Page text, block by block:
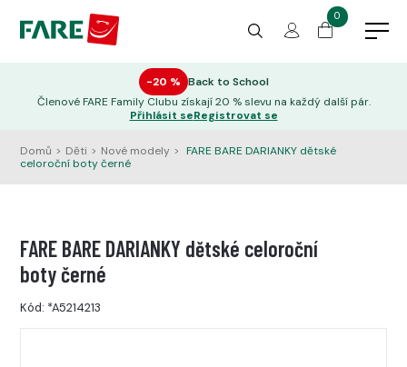
0
−20 % Back to School
Členové FARE Family Clubu získají 20 % slevu na každý další pár.
Přihlásit seRegistrovat se
Domů > Děti > Nové modely > FARE BARE DARIANKY dětské
celoroční boty černé
FARE BARE DARIANKY dětské celoroční
boty černé
Kód: *A5214213